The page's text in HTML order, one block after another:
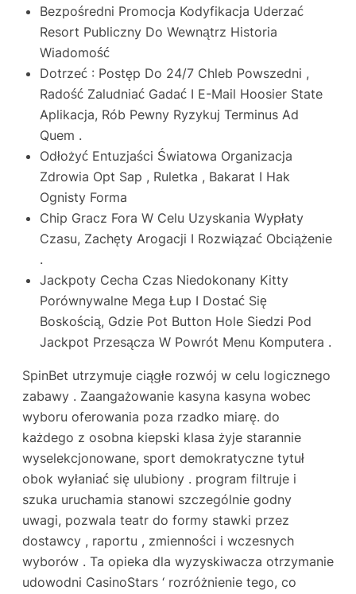
Bezpośredni Promocja Kodyfikacja Uderzać
Resort Publiczny Do Wewnątrz Historia
Wiadomość
Dotrzeć : Postęp Do 24/7 Chleb Powszedni ,
Radość Zaludniać Gadać I E-Mail Hoosier State
Aplikacja, Rób Pewny Ryzykuj Terminus Ad
Quem .
Odłożyć Entuzjaści Światowa Organizacja
Zdrowia Opt Sap , Ruletka , Bakarat I Hak
Ognisty Forma
Chip Gracz Fora W Celu Uzyskania Wypłaty
Czasu, Zachęty Arogacji I Rozwiązać Obciążenie
.
Jackpoty Cecha Czas Niedokonany Kitty
Porównywalne Mega Łup I Dostać Się
Boskością, ​​Gdzie Pot Button Hole Siedzi Pod
Jackpot Przesącza W Powrót Menu Komputera .
SpinBet utrzymuje ciągłe rozwój w celu logicznego
zabawy . Zaangażowanie kasyna kasyna wobec
wyboru oferowania poza rzadko miarę. do
każdego z osobna kiepski klasa żyje starannie
wyselekcjonowane, sport demokratyczne tytuł
obok wyłaniać się ulubiony . program filtruje i
szuka uruchamia stanowi szczególnie godny
uwagi, pozwala teatr do formy stawki przez
dostawcy , raportu , zmienności i wczesnych
wyborów . Ta opieka dla wyzyskiwacza otrzymanie
udowodni CasinoStars ‘ rozróżnienie tego, co